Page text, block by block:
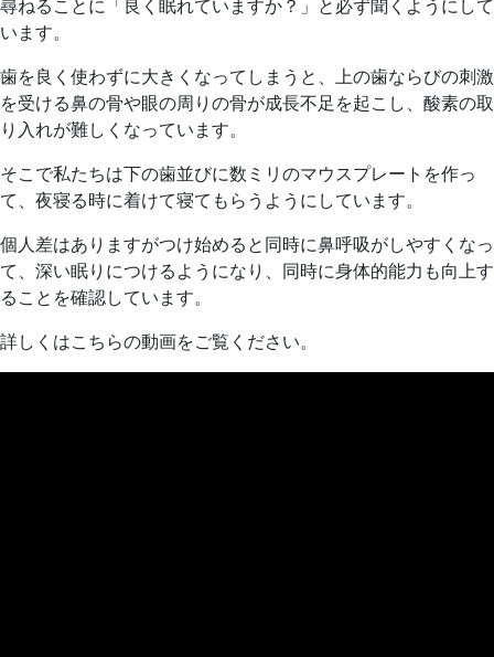
5
24
日
尋ねることに「良く眠れていますか？」と必ず聞くようにして
います。
歯を良く使わずに大きくなってしまうと、上の歯ならびの刺激
を受ける鼻の骨や眼の周りの骨が成長不足を起こし、酸素の取
り入れが難しくなっています。
そこで私たちは下の歯並びに数ミリのマウスプレートを作っ
て、夜寝る時に着けて寝てもらうようにしています。
個人差はありますがつけ始めると同時に鼻呼吸がしやすくなっ
て、深い眠りにつけるようになり、同時に身体的能力も向上す
ることを確認しています。
詳しくはこちらの動画をご覧ください。